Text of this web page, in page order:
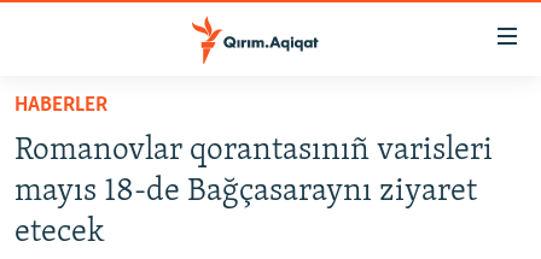
Esas
qaytmaq
Baş
navigatsiyağa
qaytmaq
İQTİSADİYAT
HABERLER
Romanovlar qorantasınıñ varisleri
mayıs 18-de Bağçasaraynı ziyaret
etecek